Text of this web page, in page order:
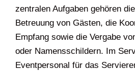
zentralen Aufgaben gehören
Betreuung von Gästen, die
Empfang sowie die Vergabe
oder Namensschildern. Im
Eventpersonal für das